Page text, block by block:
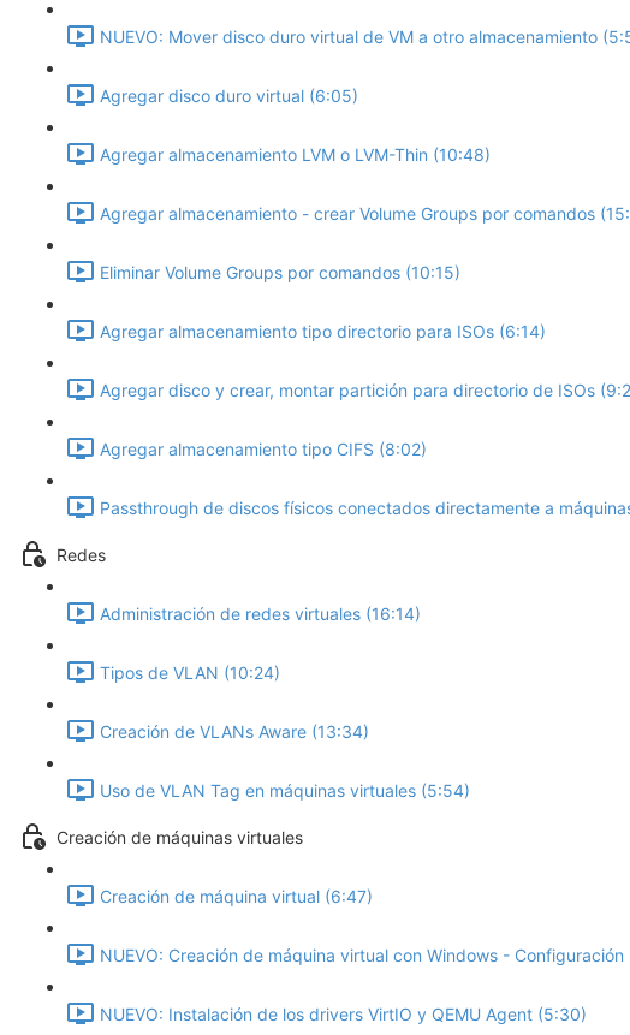
NUEVO: Mover disco duro virtual de VM a otro almacenamiento
Agregar disco duro virtual (6:05)
Agregar almacenamiento LVM o LVM-Thin (10:48)
Agregar almacenamiento - crear Volume Groups por comandos
Eliminar Volume Groups por comandos (10:15)
Agregar almacenamiento tipo directorio para ISOs (6:14)
Agregar disco y crear, montar partición para directorio de ISOs
Agregar almacenamiento tipo CIFS (8:02)
Passthrough de discos físicos conectados directamente a
Redes
Administración de redes virtuales (16:14)
Tipos de VLAN (10:24)
Creación de VLANs Aware (13:34)
Uso de VLAN Tag en máquinas virtuales (5:54)
Creación de máquinas virtuales
Creación de máquina virtual (6:47)
NUEVO: Creación de máquina virtual con Windows -
NUEVO: Instalación de los drivers VirtIO y QEMU Agent (5:30)